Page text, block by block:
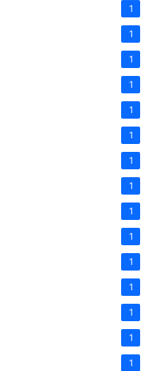
1
1
1
1
1
1
1
1
1
1
1
1
1
1
1